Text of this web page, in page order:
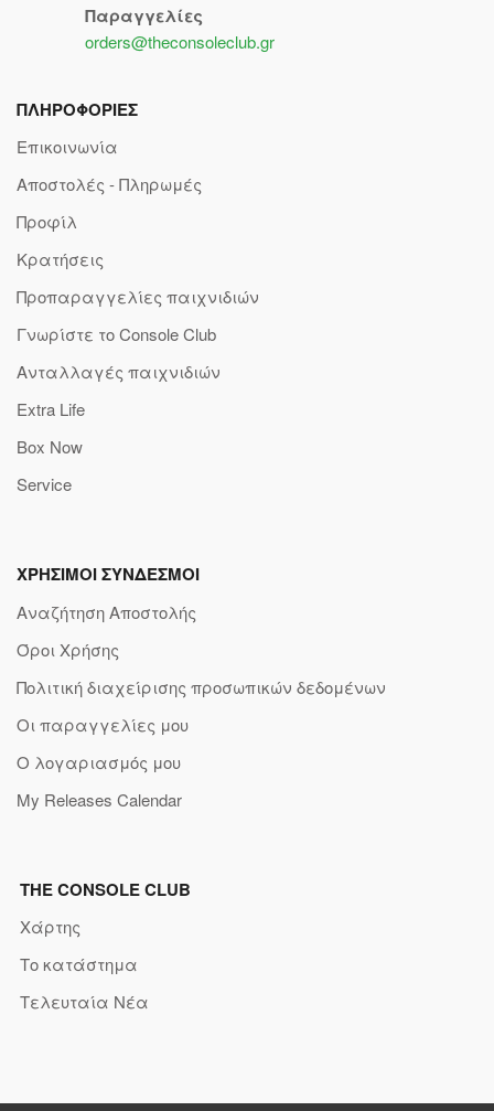
Παραγγελίες
orders@theconsoleclub.gr
ΠΛΗΡΟΦΟΡΙΕΣ
Επικοινωνία
Αποστολές - Πληρωμές
Προφίλ
Κρατήσεις
Προπαραγγελίες παιχνιδιών
Γνωρίστε το Console Club
Ανταλλαγές παιχνιδιών
Extra Life
Box Now
Service
ΧΡΗΣΙΜΟΙ ΣΥΝΔΕΣΜΟΙ
Αναζήτηση Αποστολής
Όροι Χρήσης
Πολιτική διαχείρισης προσωπικών δεδομένων
Οι παραγγελίες μου
Ο λογαριασμός μου
My Releases Calendar
THE CONSOLE CLUB
Χάρτης
Το κατάστημα
Τελευταία Νέα